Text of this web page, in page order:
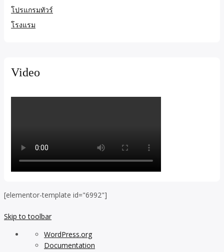
โปรแกรมทัวร์
โรงแรม
Video
[elementor-template id="6992"]
Skip to toolbar
About
WordPress
WordPress.org
Documentation